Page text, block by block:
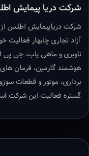
شرکت دریا پیمایش
آزاد تجاری چابهار
ناوبری و ماهی یاب، جی
هوشمند گارمین، فرمان
برداری، موتور و قطعات
گستره فعالیت این شرکت